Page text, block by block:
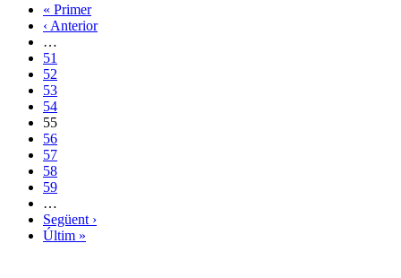
« Primer
‹ Anterior
…
51
52
53
54
55
56
57
58
59
…
Següent ›
Últim »